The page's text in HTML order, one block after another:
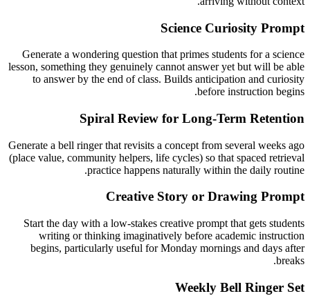
Science Curiosity Prompt
Generate a wondering question that primes students for a science
lesson, something they genuinely cannot answer yet but will be able
to answer by the end of class. Builds anticipation and curiosity
before instruction begins.
Spiral Review for Long-Term Retention
Generate a bell ringer that revisits a concept from several weeks ago
(place value, community helpers, life cycles) so that spaced retrieval
practice happens naturally within the daily routine.
Creative Story or Drawing Prompt
Start the day with a low-stakes creative prompt that gets students
writing or thinking imaginatively before academic instruction
begins, particularly useful for Monday mornings and days after
breaks.
Weekly Bell Ringer Set